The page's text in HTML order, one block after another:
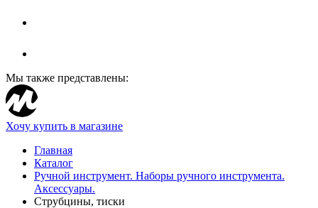
Мы также представлены:
Хочу купить в магазине
Главная
Каталог
Ручной инструмент. Наборы ручного инструмента.
Аксессуары.
Струбцины, тиски